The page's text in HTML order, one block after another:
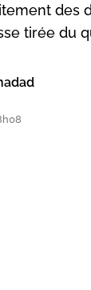
des
tirée du